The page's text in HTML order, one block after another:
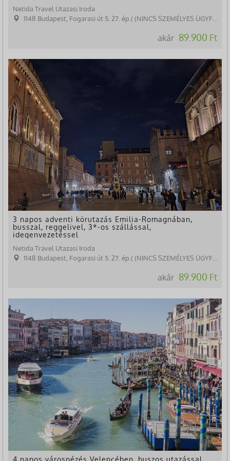
Netida Travel Utazasi Iroda
1148 Budapest, Fogarasi út 5. 27. ép.( (NINCS SZEMÉLYES ÜGYFÉLFOGADÁS)
akár 89.900 Ft
3 napos adventi körutazás Emilia-Romagnában,
busszal, reggelivel, 3*-os szállással,
idegenvezetéssel
Netida Travel Utazasi Iroda
1148 Budapest, Fogarasi út 5. 27. ép.( (NINCS SZEMÉLYES ÜGYFÉLFOGADÁS)
akár 89.900 Ft
4 napos városnézés Velencében, buszos utazással,